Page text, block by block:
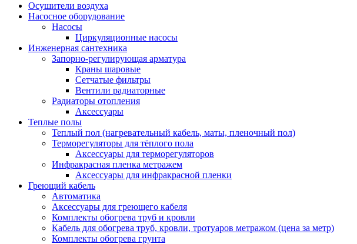
Осушители воздуха
Насосное оборудование
Насосы
Циркуляционные насосы
Инженерная сантехника
Запорно-регулирующая арматура
Краны шаровые
Сетчатые фильтры
Вентили радиаторные
Радиаторы отопления
Аксессуары
Теплые полы
Теплый пол (нагревательный кабель, маты, пленочный пол)
Терморегуляторы для тёплого пола
Аксессуары для терморегуляторов
Инфракрасная пленка метражем
Аксессуары для инфракрасной пленки
Греющий кабель
Автоматика
Аксессуары для греющего кабеля
Комплекты обогрева труб и кровли
Кабель для обогрева труб, кровли, тротуаров метражом (цена за метр)
Комплекты обогрева грунта